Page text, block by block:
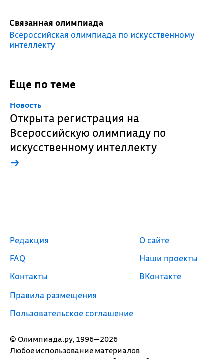
Связанная олимпиада
Всероссийская олимпиада по искусственному
интеллекту
Еще по теме
Новость
Открыта регистрация на
Всероссийскую олимпиаду по
искусственному интеллекту
→
© Олимпиада.ру, 1996—2026
Любое использование материалов
Редакция
FAQ
Контакты
Правила размещения
Пользовательское соглашение
О сайте
Наши проекты
ВКонтакте